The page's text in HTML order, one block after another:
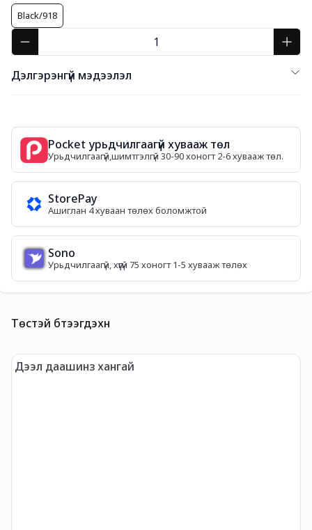
Black/918
Дэлгэрэнгүй мэдээлэл
Pocket урьдчилгаагүй хувааж төл
Урьдчилгаагүй,шимтгэлгүй 30-90 хоногт 2-6 хувааж төл.
StorePay
Ашиглан 4 хуваан төлөх боломжтой
Sono
Урьдчилгаагүй, хүүгүй 75 хоногт 1-5 хувааж төлөх
Төстэй бүтээгдэхүүн
Дээл даашинз хангай